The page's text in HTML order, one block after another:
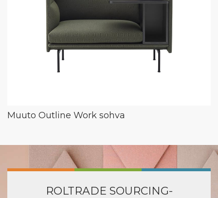
Muuto Outline Work sohva
ROLTRADE SOURCING-